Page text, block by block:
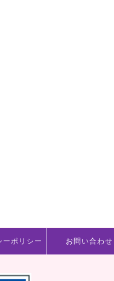
ーポリシー お問い合わせ